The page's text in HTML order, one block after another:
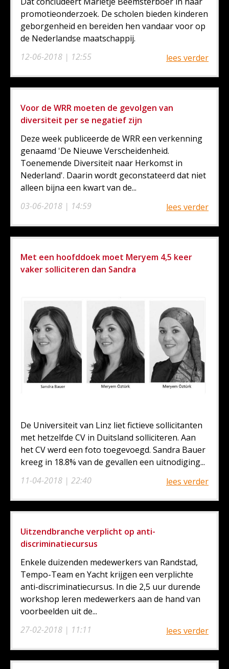
12-06-2018 | 12:55
promotieonderzoek. De scholen bieden kinderen
geborgenheid en bereiden hen vandaar voor op
de Nederlandse maatschappij.
lees verder
Voor de WRR moeten de gevolgen van
diversiteit per se negatief zijn
03-06-2018 | 14:59
Deze week publiceerde de WRR een verkenning
genaamd 'De Nieuwe Verscheidenheid.
Toenemende Diversiteit naar Herkomst in
Nederland'. Daarin wordt geconstateerd dat niet
alleen bijna een kwart van de...
lees verder
Met een hoofddoek moet Meryem 4,5 keer
vaker solliciteren dan Sandra
11-04-2018 | 22:40
De Universiteit van Linz liet fictieve sollicitanten
met hetzelfde CV in Duitsland solliciteren. Aan
het CV werd een foto toegevoegd. Sandra Bauer
kreeg in 18.8% van de gevallen een uitnodiging...
lees verder
Uitzendbranche verplicht op anti-
discriminatiecursus
27-02-2018 | 11:11
Enkele duizenden medewerkers van Randstad,
Tempo-Team en Yacht krijgen een verplichte
anti-discriminatiecursus. In die 2,5 uur durende
workshop leren medewerkers aan de hand van
voorbeelden uit de...
lees verder